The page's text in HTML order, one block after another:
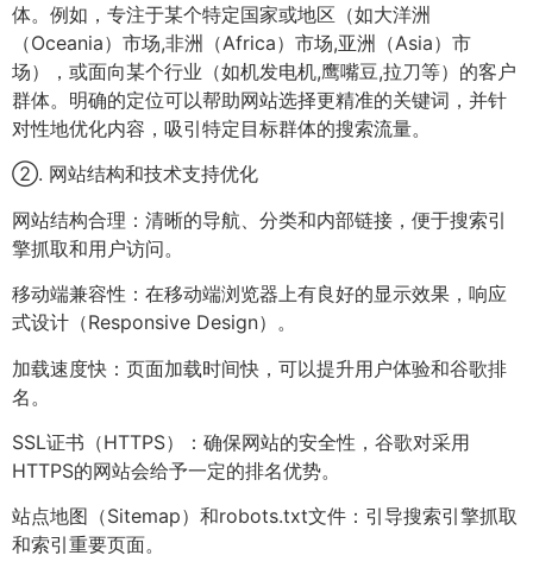
体。例如，专注于某个特定国家或地区（如大洋洲
（Oceania）市场,非洲（Africa）市场,亚洲（Asia）市
场），或面向某个行业（如机发电机,鹰嘴豆,拉刀等）的客户
群体。明确的定位可以帮助网站选择更精准的关键词，并针
对性地优化内容，吸引特定目标群体的搜索流量。
②. 网站结构和技术支持优化
网站结构合理：清晰的导航、分类和内部链接，便于搜索引
擎抓取和用户访问。
移动端兼容性：在移动端浏览器上有良好的显示效果，响应
式设计（Responsive Design）。
加载速度快：页面加载时间快，可以提升用户体验和谷歌排
名。
SSL证书（HTTPS）：确保网站的安全性，谷歌对采用
HTTPS的网站会给予一定的排名优势。
站点地图（Sitemap）和robots.txt文件：引导搜索引擎抓取
和索引重要页面。